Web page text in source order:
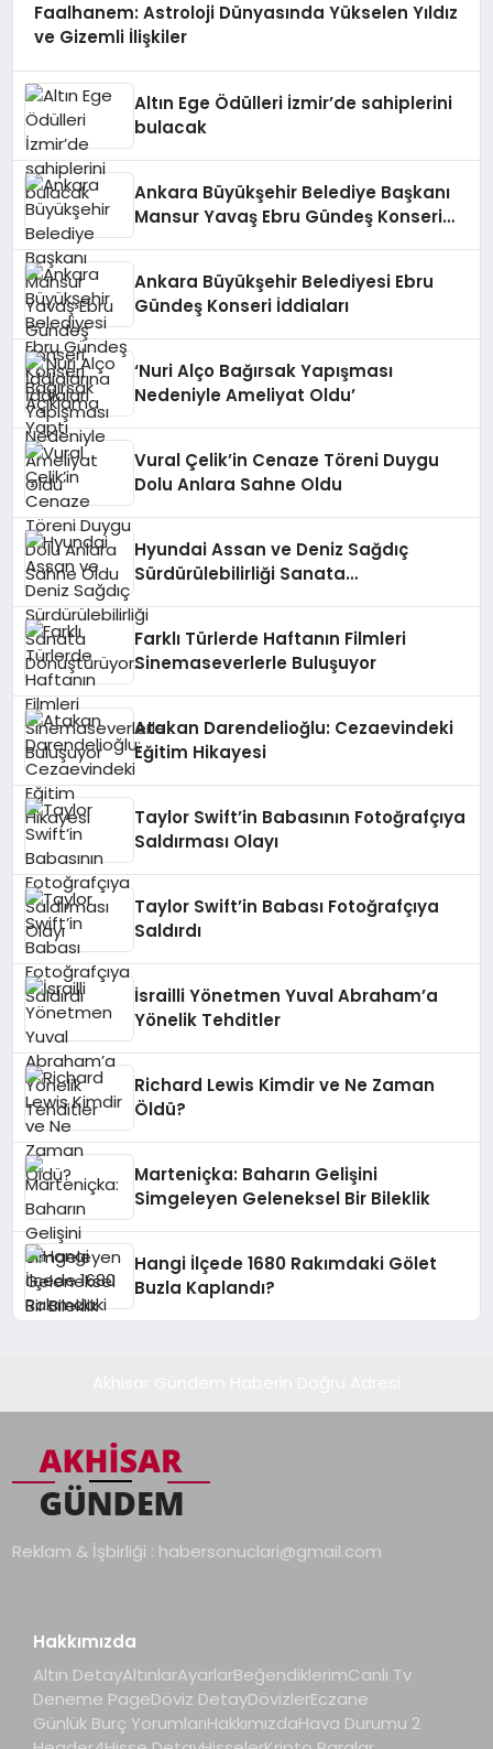
Faalhanem: Astroloji Dünyasında Yükselen Yıldız
ve Gizemli İlişkiler
Altın Ege Ödülleri İzmir’de sahiplerini
bulacak
Ankara Büyükşehir Belediye Başkanı
Mansur Yavaş Ebru Gündeş Konseri
Ankara Büyükşehir Belediyesi Ebru
Gündeş Konseri İddiaları
‘Nuri Alço Bağırsak Yapışması
Nedeniyle Ameliyat Oldu’
Vural Çelik’in Cenaze Töreni Duygu
Dolu Anlara Sahne Oldu
Hyundai Assan ve Deniz Sağdıç
Sürdürülebilirliği Sanata
Farklı Türlerde Haftanın Filmleri
Sinemaseverlerle Buluşuyor
Atakan Darendelioğlu: Cezaevindeki
Eğitim Hikayesi
Taylor Swift’in Babasının Fotoğrafçıya
Saldırması Olayı
Taylor Swift’in Babası Fotoğrafçıya
Saldırdı
İsrailli Yönetmen Yuval Abraham’a
Yönelik Tehditler
Richard Lewis Kimdir ve Ne Zaman
Öldü?
Marteniçka: Baharın Gelişini
Simgeleyen Geleneksel Bir Bileklik
Hangi İlçede 1680 Rakımdaki Gölet
Buzla Kaplandı?
Reklam & İşbirliği : habersonuclari@gmail.com
Hakkımızda
Altın DetayAltınlarAyarlarBeğendiklerimCanlı Tv
Deneme PageDöviz DetayDövizlerEczane
Günlük Burç YorumlarıHakkımızdaHava Durumu 2